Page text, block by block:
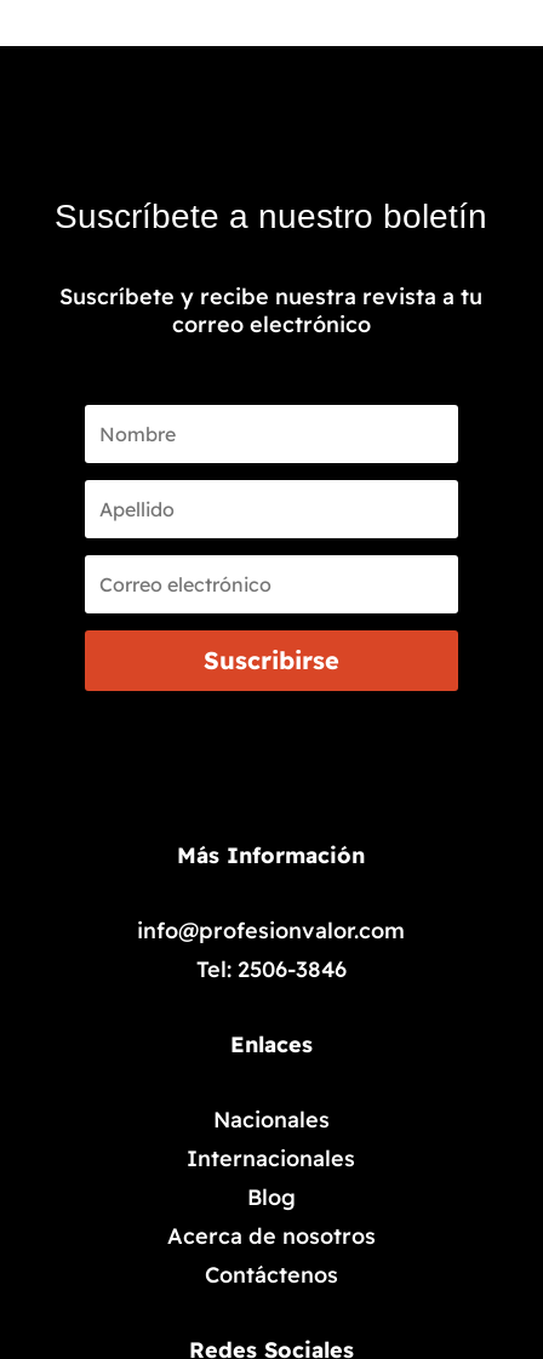
Suscríbete a nuestro boletín
Suscríbete y recibe nuestra revista a tu
correo electrónico
Suscribirse
Más Información
info@profesionvalor.com
Tel: 2506-3846
Enlaces
Nacionales
Internacionales
Blog
Acerca de nosotros
Contáctenos
Redes Sociales